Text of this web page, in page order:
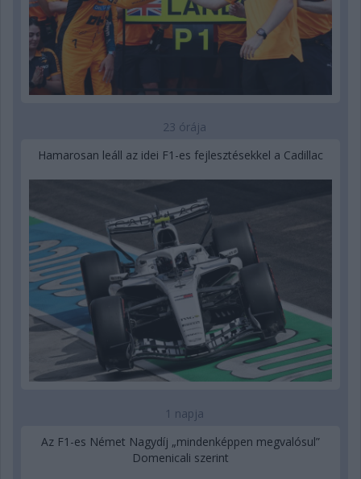
23 órája
Hamarosan leáll az idei F1-es fejlesztésekkel a Cadillac
1 napja
Az F1-es Német Nagydíj „mindenképpen megvalósul”
Domenicali szerint